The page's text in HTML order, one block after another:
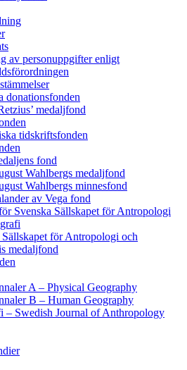
av personuppgifter enligt
donationsfonden
medaljfond
tidskriftsfonden
fond
Wahlbergs medaljfond
Wahlbergs minnesfond
av Vega fond
Svenska Sällskapet för Antropologi
Sällskapet för Antropologi och
medaljfond
A – Physical Geography
B – Human Geography
– Swedish Journal of Anthropology